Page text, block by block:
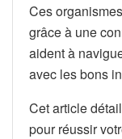
Ces
grâce à une
aident à
avec les bons
Cet article
pour réussir